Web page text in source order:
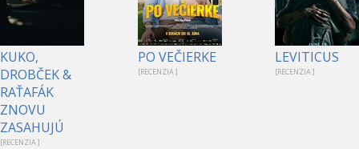
KUKO,
DROBČEK &
RAŤAFÁK
ZNOVU
ZASAHUJÚ
[RECENZIA ]
PO VEČIERKE
[RECENZIA ]
LEVITICUS
[RECENZIA ]